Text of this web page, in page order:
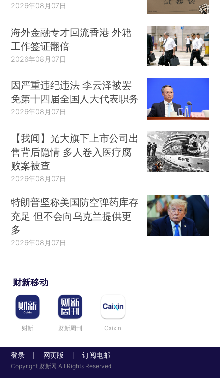
2026年08月07日
海外金融专才回流香港 外籍
工作签证翻倍
2026年08月07日
因严重违纪违法 李云泽被罢
免第十四届全国人大代表职务
2026年08月07日
【我闻】光大旗下上市公司出
售背后隐情 多人卷入医疗腐
败案被查
2026年08月07日
特朗普坚称美国防空弹药库存
充足 但不会向乌克兰提供更
多
2026年08月07日
财新移动
财新 财新周刊 Caixin
登录 网页版 订阅电邮
Copyright 财新网 All Rights Reserved